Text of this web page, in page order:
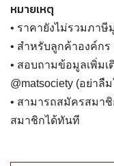
หมายเหตุ
• ราคายังไม่รวมภาษี
• สำหรับลูกค้าองค์ก
• สอบถามข้อมูลเพิ่มเ
@matsociety (อย่าลื
• สามารถสมัครสมา
สมาชิกได้ทันที